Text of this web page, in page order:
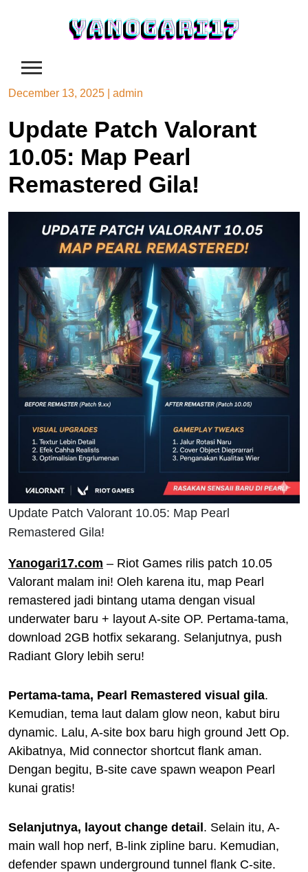
December 13, 2025 admin
Update Patch Valorant
10.05: Map Pearl
Remastered Gila!
Update Patch Valorant 10.05: Map Pearl
Remastered Gila!
Yanogari17.com – Riot Games rilis patch 10.05
Valorant malam ini! Oleh karena itu, map Pearl
remastered jadi bintang utama dengan visual
underwater baru + layout A-site OP. Pertama-tama,
download 2GB hotfix sekarang. Selanjutnya, push
Radiant Glory lebih seru!
Pertama-tama, Pearl Remastered visual gila.
Kemudian, tema laut dalam glow neon, kabut biru
dynamic. Lalu, A-site box baru high ground Jett Op.
Akibatnya, Mid connector shortcut flank aman.
Dengan begitu, B-site cave spawn weapon Pearl
kunai gratis!
Selanjutnya, layout change detail. Selain itu, A-
main wall hop nerf, B-link zipline baru. Kemudian,
defender spawn underground tunnel flank C-site.